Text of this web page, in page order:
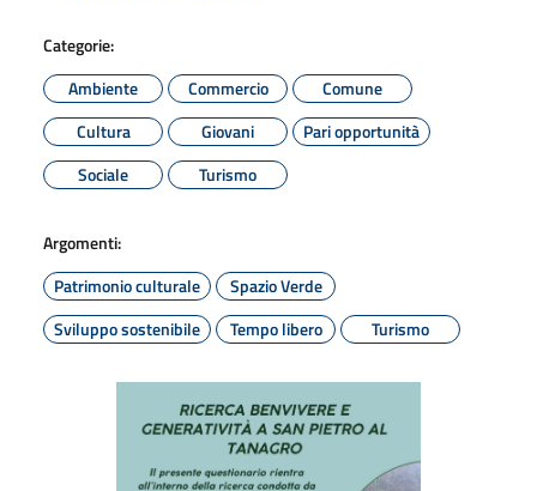
Categorie:
Ambiente
Commercio
Comune
Cultura
Giovani
Pari opportunità
Sociale
Turismo
Argomenti:
Patrimonio culturale
Spazio Verde
Sviluppo sostenibile
Tempo libero Turismo